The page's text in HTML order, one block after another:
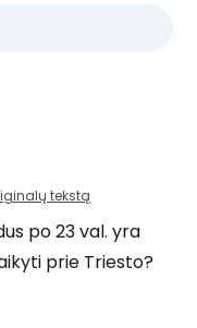
tekstą
po 23 val. yra
prie Triesto?